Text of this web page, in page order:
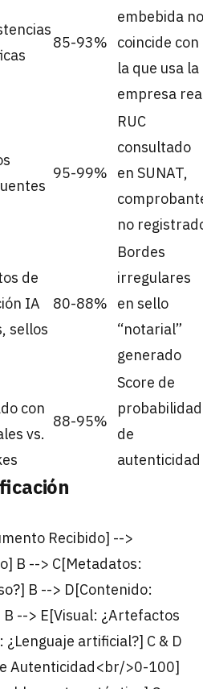
85-93%
embebida no
coincide con
la que usa la
empresa
95-99%
RUC
consultado
en SUNAT,
no
de
IA
sellos
80-88%
Bordes
irregulares
en sello
“notarial”
generado
con
vs.
88-95%
Score de
probabilidad
de
autenticidad
Recibido] -->
B --> C[Metadatos:
B --> D[Contenido:
--> E[Visual: ¿Artefactos
artificial?] C & D
Autenticidad<br/>0-100]